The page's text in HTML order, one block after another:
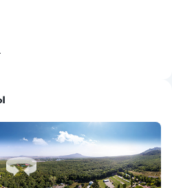
8х4 м